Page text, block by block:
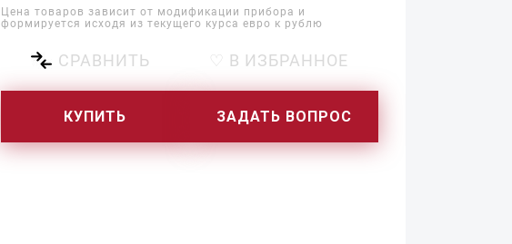
Цена товаров зависит от модификации прибора и
формируется исходя из текущего курса евро к рублю
СРАВНИТЬ ♡ В ИЗБРАННОЕ
КУПИТЬ ЗАДАТЬ ВОПРОС